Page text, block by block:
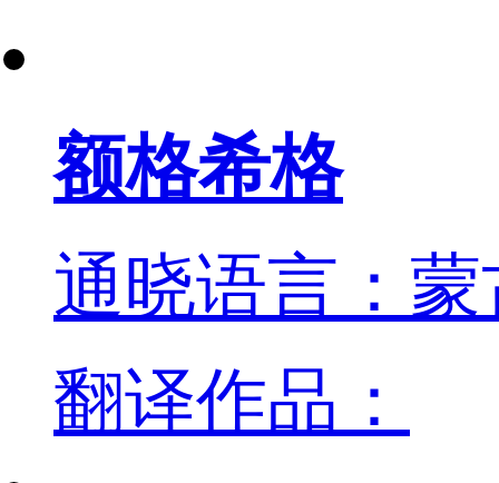
额格希格
通晓语言：
翻译作品：